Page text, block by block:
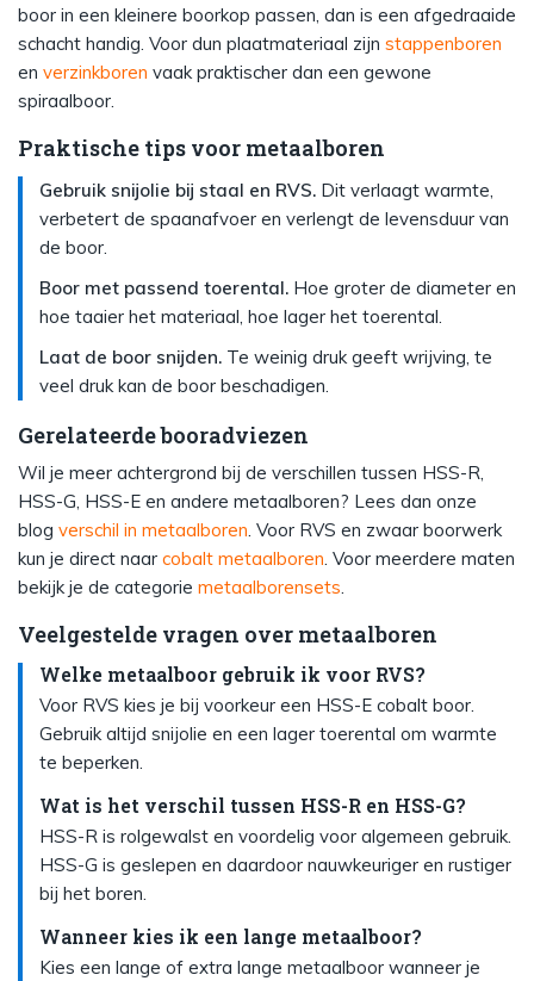
boor in een kleinere boorkop passen, dan is een afgedraaide
schacht handig. Voor dun plaatmateriaal zijn stappenboren
en verzinkboren vaak praktischer dan een gewone
spiraalboor.
Praktische tips voor metaalboren
Gebruik snijolie bij staal en RVS. Dit verlaagt warmte,
verbetert de spaanafvoer en verlengt de levensduur van
de boor.
Boor met passend toerental. Hoe groter de diameter en
hoe taaier het materiaal, hoe lager het toerental.
Laat de boor snijden. Te weinig druk geeft wrijving, te
veel druk kan de boor beschadigen.
Gerelateerde booradviezen
Wil je meer achtergrond bij de verschillen tussen HSS-R,
HSS-G, HSS-E en andere metaalboren? Lees dan onze
blog verschil in metaalboren. Voor RVS en zwaar boorwerk
kun je direct naar cobalt metaalboren. Voor meerdere maten
bekijk je de categorie metaalborensets.
Veelgestelde vragen over metaalboren
Welke metaalboor gebruik ik voor RVS?
Voor RVS kies je bij voorkeur een HSS-E cobalt boor.
Gebruik altijd snijolie en een lager toerental om warmte
te beperken.
Wat is het verschil tussen HSS-R en HSS-G?
HSS-R is rolgewalst en voordelig voor algemeen gebruik.
HSS-G is geslepen en daardoor nauwkeuriger en rustiger
bij het boren.
Wanneer kies ik een lange metaalboor?
Kies een lange of extra lange metaalboor wanneer je